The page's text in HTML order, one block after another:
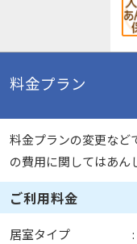
料金プラン
料金プランの変更など
の費用に関してはあん
ご利用料金
居室タイプ :